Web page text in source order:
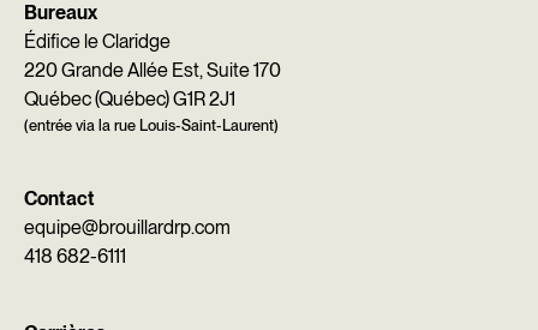
Bureaux
Édifice le Claridge
220 Grande Allée Est, Suite 170
Québec (Québec) G1R 2J1
(entrée via la rue Louis-Saint-Laurent)
Contact
equipe@brouillardrp.com
418 682-6111